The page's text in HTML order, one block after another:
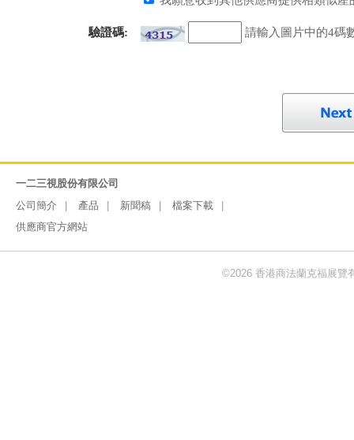
驗證碼: 請輸入圖片中的4碼
一二三視股份有限公司
公司簡介
產品 新聞稿
檔案下載
供應商官方網站
©2026 香港商法蘭克福展覽